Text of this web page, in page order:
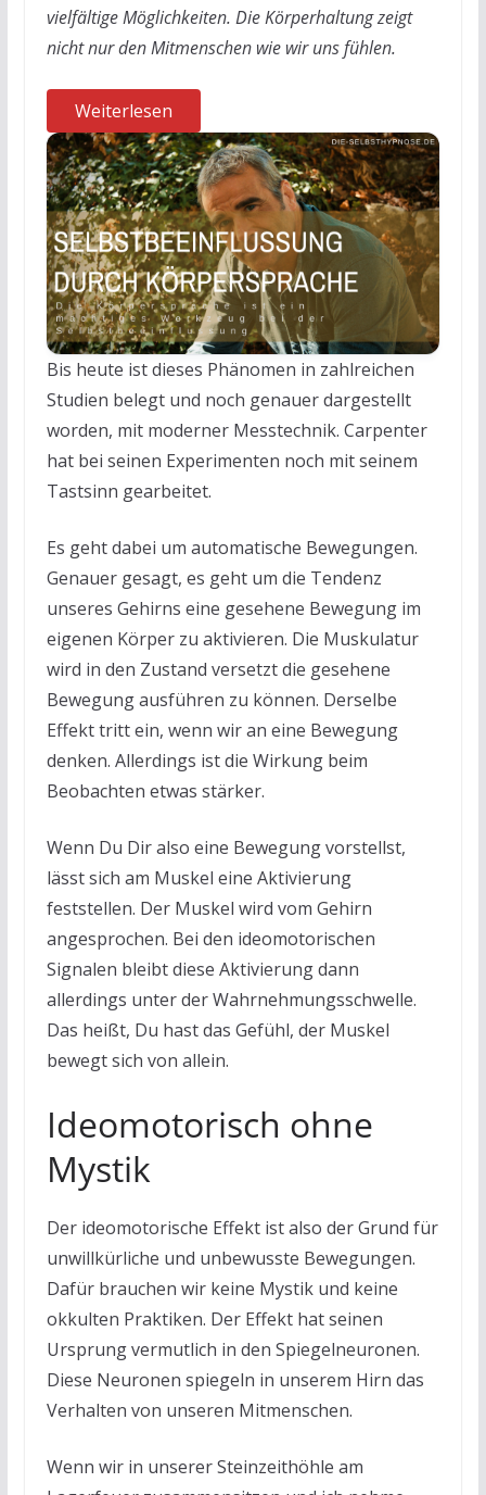
vielfältige Möglichkeiten. Die Körperhaltung zeigt
nicht nur den Mitmenschen wie wir uns fühlen.
Weiterlesen
Bis heute ist dieses Phänomen in zahlreichen
Studien belegt und noch genauer dargestellt
worden, mit moderner Messtechnik. Carpenter
hat bei seinen Experimenten noch mit seinem
Tastsinn gearbeitet.
Es geht dabei um automatische Bewegungen.
Genauer gesagt, es geht um die Tendenz
unseres Gehirns eine gesehene Bewegung im
eigenen Körper zu aktivieren. Die Muskulatur
wird in den Zustand versetzt die gesehene
Bewegung ausführen zu können. Derselbe
Effekt tritt ein, wenn wir an eine Bewegung
denken. Allerdings ist die Wirkung beim
Beobachten etwas stärker.
Wenn Du Dir also eine Bewegung vorstellst,
lässt sich am Muskel eine Aktivierung
feststellen. Der Muskel wird vom Gehirn
angesprochen. Bei den ideomotorischen
Signalen bleibt diese Aktivierung dann
allerdings unter der Wahrnehmungsschwelle.
Das heißt, Du hast das Gefühl, der Muskel
bewegt sich von allein.
Ideomotorisch ohne
Mystik
Der ideomotorische Effekt ist also der Grund für
unwillkürliche und unbewusste Bewegungen.
Dafür brauchen wir keine Mystik und keine
okkulten Praktiken. Der Effekt hat seinen
Ursprung vermutlich in den Spiegelneuronen.
Diese Neuronen spiegeln in unserem Hirn das
Verhalten von unseren Mitmenschen.
Wenn wir in unserer Steinzeithöhle am